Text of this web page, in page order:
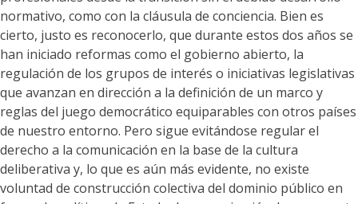
normativo, como con la cláusula de conciencia. Bien es
cierto, justo es reconocerlo, que durante estos dos años se
han iniciado reformas como el gobierno abierto, la
regulación de los grupos de interés o iniciativas legislativas
que avanzan en dirección a la definición de un marco y
reglas del juego democrático equiparables con otros países
de nuestro entorno. Pero sigue evitándose regular el
derecho a la comunicación en la base de la cultura
deliberativa y, lo que es aún más evidente, no existe
voluntad de construcción colectiva del dominio público en